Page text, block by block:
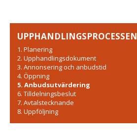
UPPHANDLINGSPROCESSEN
1. Planering
2. Upphandlingsdokument
3. Annonsering och anbudstid
4. Öppning
5. Anbudsutvärdering
6. Tilldelningsbeslut
7. Avtalstecknande
8. Uppföljning